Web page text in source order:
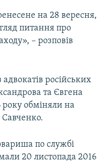
на 28 вересня,
питання про
– розповів
російських
та Євгена
року обміняли на
по службі
20 листопада 2016